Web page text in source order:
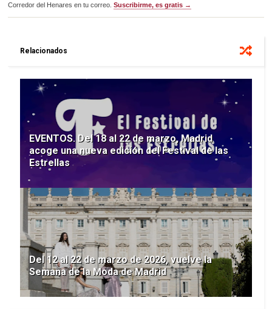
Corredor del Henares en tu correo.Suscribirme, es gratis →
Relacionados
EVENTOS. Del 18 al 22 de marzo, Madrid
acoge una nueva edición del Festival de las
Estrellas
Del 12 al 22 de marzo de 2026, vuelve la
Semana de la Moda de Madrid